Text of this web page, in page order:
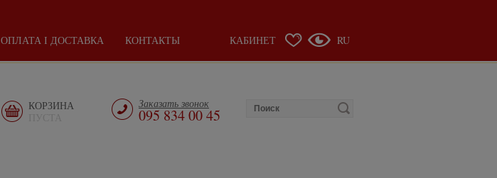
ОПЛАТА І ДОСТАВКА КОНТАКТЫ КАБИНЕТ RU
КОРЗИНА
Заказать звонок
095 834 00 45